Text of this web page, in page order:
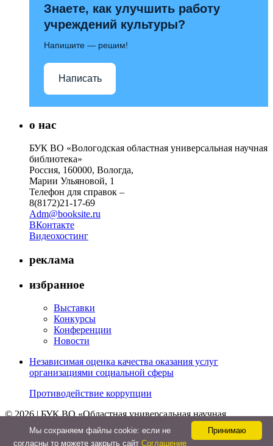
Знаете, как улучшить работу
учреждений культуры?
Напишите — решим!
Написать
о нас
БУК ВО «Вологодская областная универсальная научная
библиотека»
Россия, 160000, Вологда,
Марии Ульяновой, 1
Телефон для справок –
8(8172)21-17-69
Adm@booksite.ru
ВКонтакте
Видеохостинг
реклама
избранное
Выставки
Конкурсы
Конференции
Новости
Независимая оценка качества оказания услуг
организациями социальной сферы
Противодействие коррупции
© 2026 | БУК ВО «Областная универсальная научная
библиотека»
Принимаю
Мы cохраняем файлы cookie: если не
согласны то можете закрыть сайт Соглашение